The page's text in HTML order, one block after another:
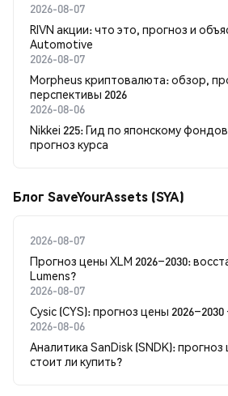
2026-08-07
RIVN акции: что это, прогноз и
Automotive
2026-08-07
Morpheus криптовалюта: обзор,
перспективы 2026
2026-08-06
Nikkei 225: Гид по японскому
прогноз курса
Блог SaveYourAssets (SYA)
2026-08-07
Прогноз цены XLM 2026–2030:
Lumens?
2026-08-07
Cysic (CYS): прогноз цены
2026-08-06
Аналитика SanDisk (SNDK): прогноз
стоит ли купить?